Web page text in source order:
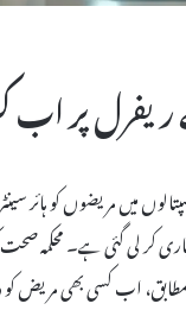
پر اب
میں مریضوں کو ہائر
کر لی گئی ہے۔ محکمہ
اب کسی بھی مریض